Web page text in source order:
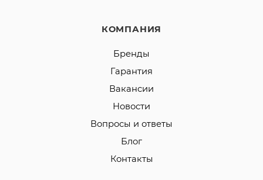
КОМПАНИЯ
Бренды
Гарантия
Вакансии
Новости
Вопросы и ответы
Блог
Контакты